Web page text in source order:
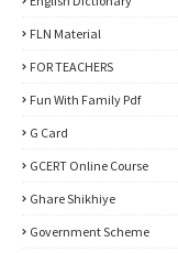
FLN Material
FOR TEACHERS
Fun With Family Pdf
G Card
GCERT Online Course
Ghare Shikhiye
Government Scheme